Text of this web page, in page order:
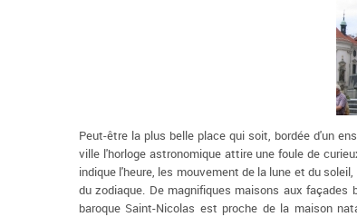
Peut-être la plus belle place qui soit, bordée d'un
ville l'horloge astronomique attire une foule de
indique l'heure, les mouvement de la lune et du
du zodiaque. De magnifiques maisons aux
baroque Saint-Nicolas est proche de la maison